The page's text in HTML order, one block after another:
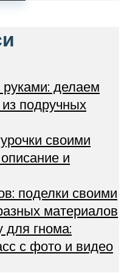
делаем
из подручных
своими
и
поделки своими
материалов
для гнома:
с фото и видео